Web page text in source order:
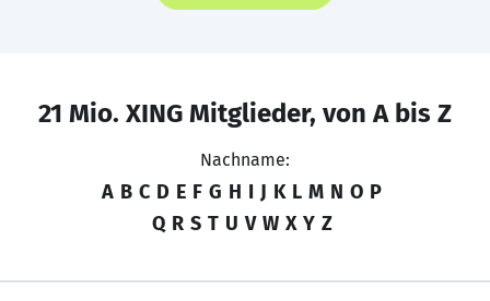
21 Mio. XING Mitglieder, von A bis Z
Nachname:
A B C D E F G H I J K L M N O P
Q R S T U V W X Y Z